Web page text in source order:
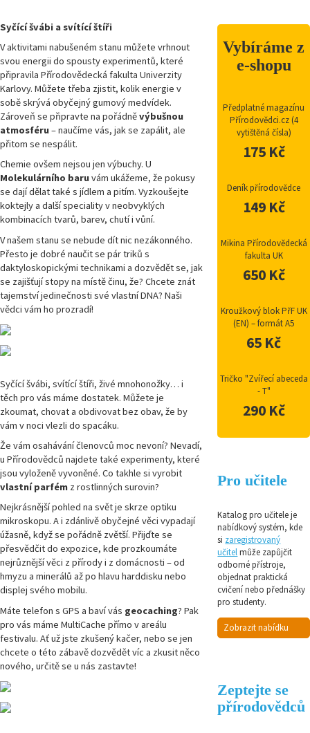
Syčící švábi a svítící štíři
V aktivitami nabušeném stanu můžete vrhnout
svou energii do spousty experimentů, které
připravila Přírodovědecká fakulta Univerzity
Karlovy. Můžete třeba zjistit, kolik energie v
sobě skrývá obyčejný gumový medvídek.
Zároveň se připravte na pořádněvýbušnou
atmosféru– naučíme vás, jak se zapálit, ale
přitom se nespálit.
Chemie ovšem nejsou jen výbuchy. U
Molekulárního baruvám ukážeme, že pokusy
se dají dělat také s jídlem a pitím. Vyzkoušejte
koktejly a další speciality v neobvyklých
kombinacích tvarů, barev, chutí i vůní.
V našem stanu se nebude dít nic nezákonného.
Přesto je dobré naučit se pár triků s
daktyloskopickými technikami a dozvědět se, jak
se zajišťují stopy na místě činu, že? Chcete znát
tajemství jedinečnosti své vlastní DNA? Naši
vědci vám ho prozradí!
Syčící švábi, svítící štíři, živé mnohonožky… i
těch pro vás máme dostatek. Můžete je
zkoumat, chovat a obdivovat bez obav, že by
vám v noci vlezli do spacáku.
Že vám osahávání členovců moc nevoní? Nevadí,
u Přírodovědců najdete také experimenty, které
jsou vyloženě vyvoněné. Co takhle si vyrobit
vlastní parfém z rostlinných surovin?
Nejkrásnější pohled na svět je skrze optiku
mikroskopu. A i zdánlivě obyčejné věci vypadají
úžasně, když se pořádně zvětší. Přijďte se
přesvědčit do expozice, kde prozkoumáte
nejrůznější věci z přírody i z domácnosti – od
hmyzu a minerálů až po hlavu harddisku nebo
displej svého mobilu.
Máte telefon s GPS a baví vás geocaching? Pak
pro vás máme MultiCache přímo v areálu
festivalu. Ať už jste zkušený kačer, nebo se jen
chcete o této zábavě dozvědět víc a zkusit něco
nového, určitě se u nás zastavte!
Vybíráme z
e-shopu
Předplatné magazínu
Přírodovědci.cz (4
vytištěná čísla)
175 Kč
Deník přírodovědce
149 Kč
Mikina Přírodovědecká
fakulta UK
650 Kč
Kroužkový blok PřF UK
(EN) – formát A5
65 Kč
Tričko "Zvířecí abeceda
- T"
290 Kč
Pro učitele
Katalog pro učitele je
nabídkový systém, kde
si zaregistrovaný
učitelmůže zapůjčit
odborné přístroje,
objednat praktická
cvičení nebo přednášky
pro studenty.
Zobrazit nabídku
Zeptejte se
přírodovědců